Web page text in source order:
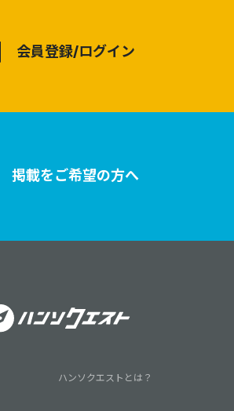
せながら邁進してお
会員登録/ログイン
掲載をご希望の方へ
ハンソクエストとは？